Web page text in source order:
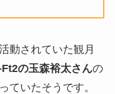
動されていた観月
の玉森裕太さんの
ていたそうです。